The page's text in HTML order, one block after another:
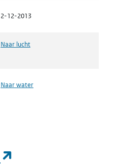
2-12-2013
Naar lucht
Naar water